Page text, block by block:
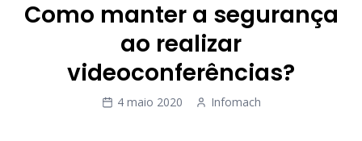
Como manter a segurança
ao realizar
videoconferências?
4 maio 2020 Infomach